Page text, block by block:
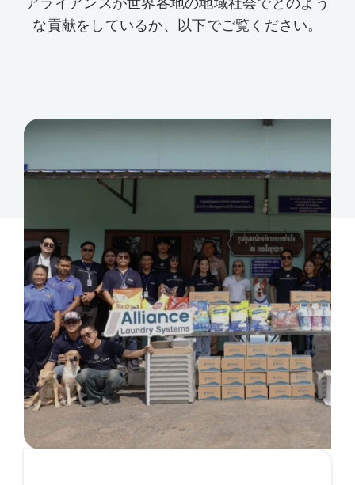
な貢献をしているか、以下でご覧ください。